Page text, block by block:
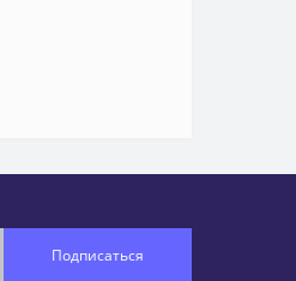
Подписаться